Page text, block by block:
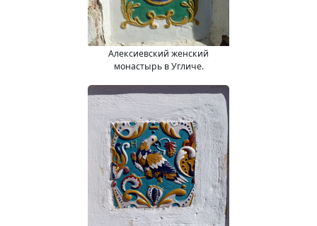
Алексиевский женский
монастырь в Угличе.